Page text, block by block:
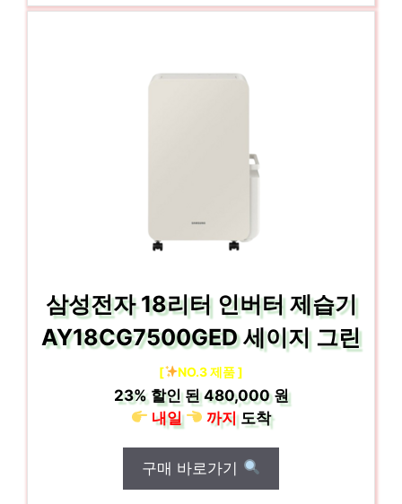
삼성전자 18리터 인버터 제습기
AY18CG7500GED 세이지 그린
[ NO.3 제품 ]
23%할인 된480,000 원
내일
까지도착
구매 바로가기